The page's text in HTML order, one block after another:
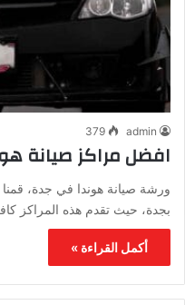
admin
379
افضل مراكز صيانة
ورشة صيانة هوندا في جدة،
بجدة، حيث تقدم هذه المراكز
أكمل القراءة »